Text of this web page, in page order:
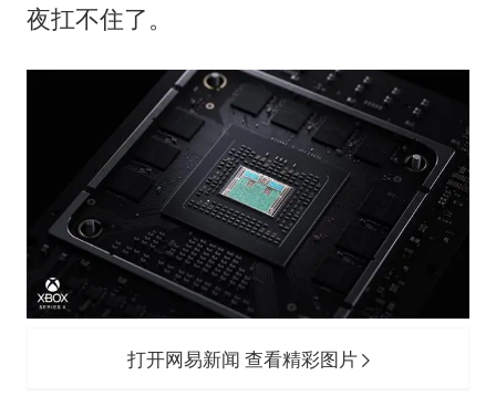
奋进开新局 实干挑大梁
夜扛不住了。
打开网易新闻 查看精彩图片